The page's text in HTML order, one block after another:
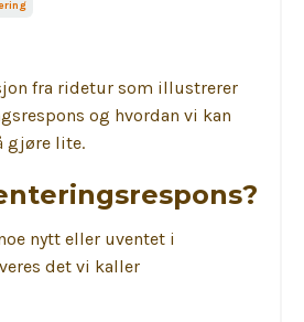
fra ridetur som illustrerer
og hvordan vi kan
gjøre lite.
nytt eller uventet i
det vi kaller